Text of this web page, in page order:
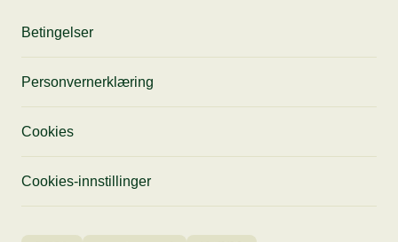
Betingelser
Personvernerklæring
Cookies
Cookies-innstillinger